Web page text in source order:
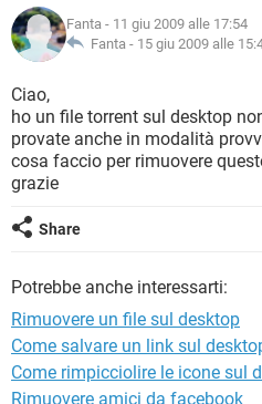
TIKTOK
HARDWARE
INSTAGRAM
TIKTOK
HARDWARE
INTRATTENIMENTO
iOS
INSTAGRAM
TIKTOK
HARDWARE
COVID-19
INTRATTENIMENTO
iOS
INSTAGRAM
TIKTOK
HARDWARE
GLOSSARIO
COVID-19
INTRATTENIMENTO
iOS
TIKTOK
Fanta - 11 giu 2009 alle 17:54
Fanta - 15 giu 2009 alle
Ciao,
ho un file torrent sul desktop
provate anche in modalità
cosa faccio per rimuovere
grazie
Share
Potrebbe anche interessarti:
Rimuovere un file sul desktop
Come salvare un link sul
Come rimpicciolire le icone sul
Rimuovere amici da facebook